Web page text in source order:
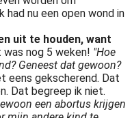
nu een open wond in
uit te houden, want
was nog 5 weken! "Hoe
Geneest dat gewoon?
eens gekscherend. Dat
Dat begreep ik niet.
een abortus krijgen